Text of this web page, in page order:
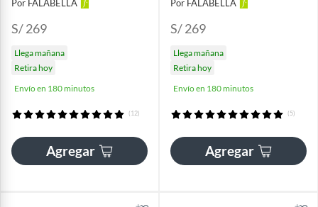
Por FALABELLA
S/ 269
Llega mañana
Retira hoy
Envío en 180 minutos
(12)
Agregar
Por FALABELLA
S/ 269
Llega mañana
Retira hoy
Envío en 180 minutos
(5)
Agregar